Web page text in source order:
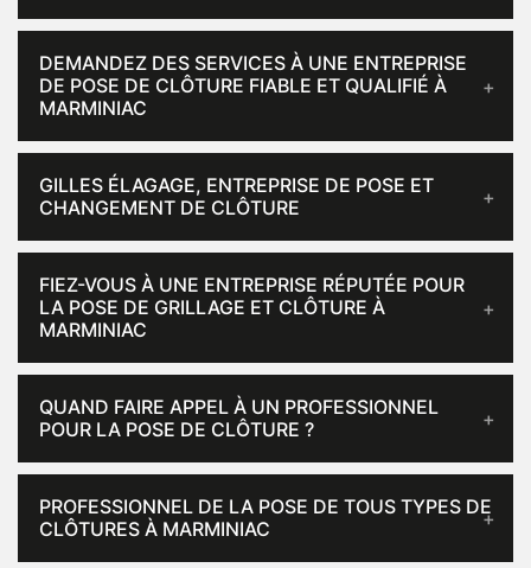
DEMANDEZ DES SERVICES À UNE ENTREPRISE
DE POSE DE CLÔTURE FIABLE ET QUALIFIÉ À
MARMINIAC
GILLES ÉLAGAGE, ENTREPRISE DE POSE ET
CHANGEMENT DE CLÔTURE
FIEZ-VOUS À UNE ENTREPRISE RÉPUTÉE POUR
LA POSE DE GRILLAGE ET CLÔTURE À
MARMINIAC
QUAND FAIRE APPEL À UN PROFESSIONNEL
POUR LA POSE DE CLÔTURE ?
PROFESSIONNEL DE LA POSE DE TOUS TYPES DE
CLÔTURES À MARMINIAC